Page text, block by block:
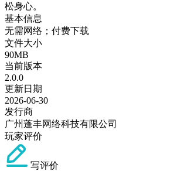
松身心。
基本信息
无需网络；付费下载
文件大小
90MB
当前版本
2.0.0
更新日期
2026-06-30
发行商
广州蓬丰网络科技有限公司
玩家评价
写评价